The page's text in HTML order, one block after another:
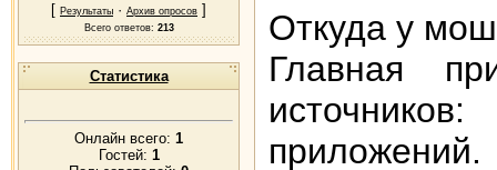
[ Результаты · Архив опросов ]
Всего ответов: 213
Статистика
Онлайн всего: 1
Гостей: 1
Откуда у
Главная
приложений.